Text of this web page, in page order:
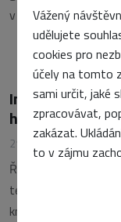
Vážený
udělujete
cookies pro
účely na tomto
sami určit, jaké
zpracovávat,
zakázat.
to v zájmu
v tištěných
Internet –
hrozba?
21. listopadu 2000
Říká se, že kdo to
ten o tom píše.
knihy z